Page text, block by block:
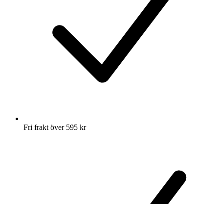
Fri frakt över 595 kr